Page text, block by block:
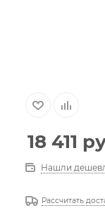
18 411
Нашли
Рассчитать